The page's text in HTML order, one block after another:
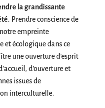
la grandissante
. Prendre conscience de
empreinte
et écologique dans ce
une ouverture d’esprit
d’ouverture et
issues de
interculturelle.